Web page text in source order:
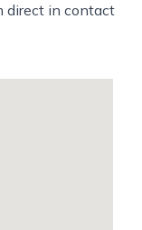
direct in contact